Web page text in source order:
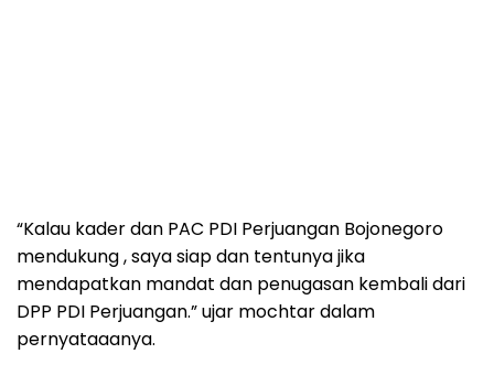
“Kalau kader dan PAC PDI Perjuangan Bojonegoro
mendukung , saya siap dan tentunya jika
mendapatkan mandat dan penugasan kembali dari
DPP PDI Perjuangan.” ujar mochtar dalam
pernyataaanya.